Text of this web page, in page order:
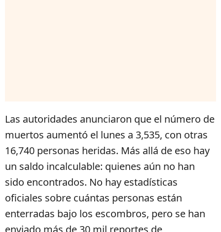
Las autoridades anunciaron que el número de
muertos aumentó el lunes a 3,535, con otras
16,740 personas heridas. Más allá de eso hay
un saldo incalculable: quienes aún no han
sido encontrados. No hay estadísticas
oficiales sobre cuántas personas están
enterradas bajo los escombros, pero se han